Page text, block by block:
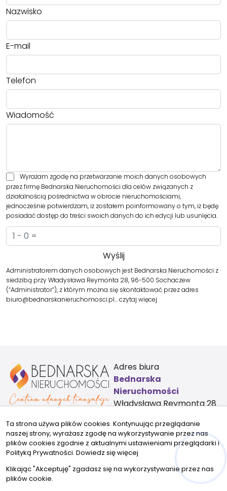
Nazwisko
E-mail
Telefon
Wiadomość
Wyrażam zgodę na przetwarzanie moich danych osobowych
przez firmę Bednarska Nieruchomości dla celów związanych z
działalnością pośrednictwa w obrocie nieruchomościami,
jednocześnie potwierdzam, iż zostałem poinformowany o tym, iż będę
posiadać dostęp do treści swoich danych do ich edycji lub usunięcia.
Administratorem danych osobowych jest Bednarska Nieruchomości z
siedzibą przy Władysława Reymonta 28, 96-500 Sochaczew
(“Administrator”), z którym można się skontaktować przez adres
biuro@bednarskanieruchomosci.pl…czytaj więcej
Adres biura
Bednarska
Nieruchomości
Władysława Reymonta 28
Kontakt:
biuro@bednarskanieruchomosci.pl
883355723
Znajdziesz nas tu:
Ta strona używa plików cookies. Kontynuując przeglądanie
naszej strony, wyrażasz zgodę na wykorzystywanie przez nas
plików cookies zgodnie z aktualnymi ustawieniami przeglądarki i
Polityką Prywatności. Dowiedz się więcej
Klikając "Akceptuję" zgadasz się na wykorzystywanie przez nas
plików cookie.
Hej! Chętnie Ci pomogę